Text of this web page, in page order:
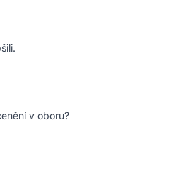
v oboru?